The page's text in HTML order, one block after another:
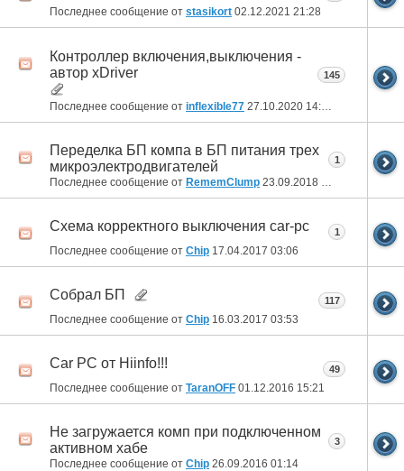
Последнее сообщение от stasikort 02.12.2021 21:28
Контроллер включения,выключения -
автор xDriver
Последнее сообщение от inflexible77 27.10.2020 14:48
145
Переделка БП компа в БП питания трех
микроэлектродвигателей
Последнее сообщение от RememClump 23.09.2018
1
Схема корректного выключения car-pc
Последнее сообщение от Chip 17.04.2017 03:06
1
Собрал БП
Последнее сообщение от Chip 16.03.2017 03:53
117
Car PC от Hiinfo!!!
Последнее сообщение от TaranOFF 01.12.2016 15:21
49
Не загружается комп при подключенном
активном хабе
Последнее сообщение от Chip 26.09.2016 01:14
3